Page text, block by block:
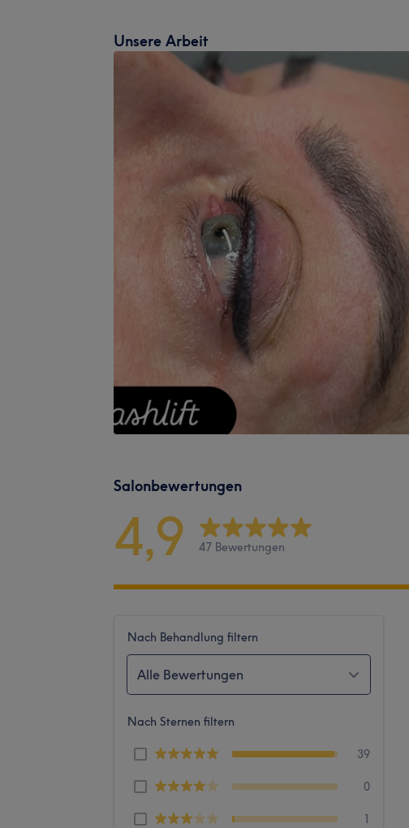
Unsere Arbeit
Salonbewertungen
4,9 47 Bewertungen
Nach Behandlung filtern
Alle Bewertungen
Nach Sternen filtern
39
0
1